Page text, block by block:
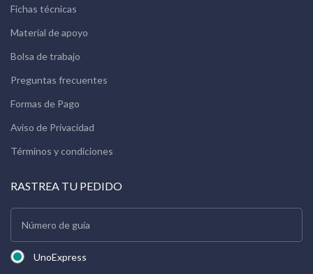
Fichas técnicas
Material de apoyo
Bolsa de trabajo
Preguntas frecuentes
Formas de Pago
Aviso de Privacidad
Términos y condiciones
RASTREA TU PEDIDO
UnoExpress